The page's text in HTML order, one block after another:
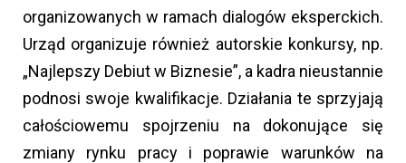
organizowanych w ramach dialogów eksperckich.
Urząd organizuje również autorskie konkursy, np.
„Najlepszy Debiut w Biznesie”, a kadra nieustannie
podnosi swoje kwalifikacje. Działania te sprzyjają
całościowemu spojrzeniu na dokonujące się
zmiany rynku pracy i poprawie warunków na